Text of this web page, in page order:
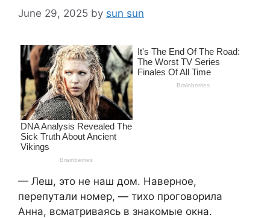
June 29, 2025 by sun sun
— Леш, это не наш дом. Наверное,
перепутали номер, — тихо проговорила
Анна, всматриваясь в знакомые окна.